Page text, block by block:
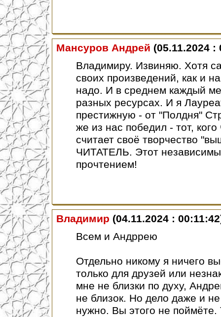
Мансуров Андрей (05.11.2024 :
Владимиру. Извиняю. Хотя
своих произведений, как и
надо. И в среднем каждый
разных ресурсах. И я
престижную - от "Полдня"
же из нас победил - тот,
считает своё творчество
ЧИТАТЕЛЬ. Этот
прочтением!
Владимир (04.11.2024 :
Всем и Андррею
Отдельно никому я ничего
только для друзей или
мне не близки по духу,
не близок. Но дело даже и
нужно. Вы этого не поймёте.